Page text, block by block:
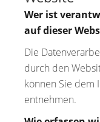
Wer ist
auf dieser
Die
durch den
können Sie dem
entnehmen.